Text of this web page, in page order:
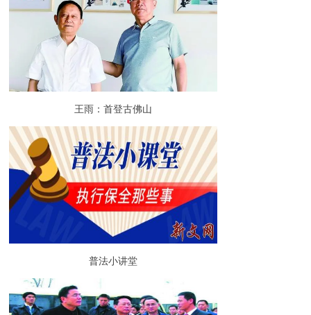
王雨：首登古佛山
普法小讲堂